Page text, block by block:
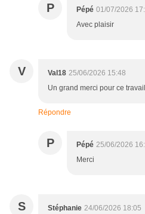
P Pépé 01/07/2026
Avec plaisir
V Val18 25/06/2026 15:48
Un grand merci pour ce
Répondre
P Pépé 25/06/2026
Merci
S Stéphanie 24/06/2026 18:05